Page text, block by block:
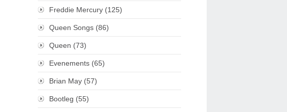
Freddie Mercury (125)
Queen Songs (86)
Queen (73)
Evenements (65)
Brian May (57)
Bootleg (55)